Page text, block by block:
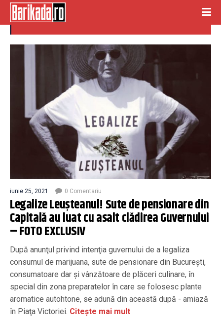
legalize leusteanul
iunie 25, 2021 0 Comentariu
Legalize Leuşteanul! Sute de pensionare din
Capitală au luat cu asalt clădirea Guvernului
– FOTO EXCLUSIV
După anunţul privind intenţia guvernului de a legaliza
consumul de marijuana, sute de pensionare din Bucureşti,
consumatoare dar şi vânzătoare de plăceri culinare, în
special din zona preparatelor în care se folosesc plante
aromatice autohtone, se adună din această după - amiază
în Piaţa Victoriei. Citește mai mult